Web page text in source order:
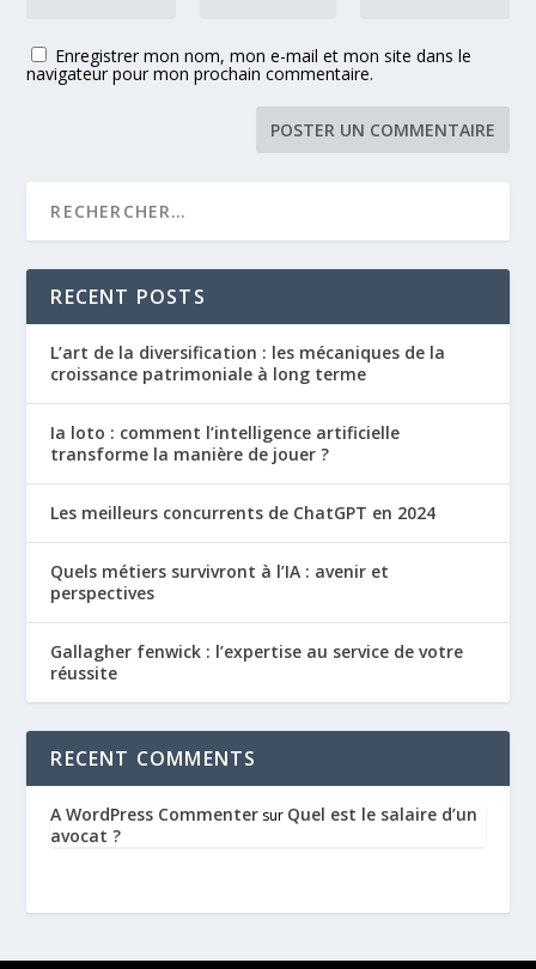
Enregistrer mon nom, mon e-mail et mon site dans le
navigateur pour mon prochain commentaire.
RECENT POSTS
L’art de la diversification : les mécaniques de la
croissance patrimoniale à long terme
Ia loto : comment l’intelligence artificielle
transforme la manière de jouer ?
Les meilleurs concurrents de ChatGPT en 2024
Quels métiers survivront à l’IA : avenir et
perspectives
Gallagher fenwick : l’expertise au service de votre
réussite
RECENT COMMENTS
A WordPress Commenter sur Quel est le salaire d’un
avocat ?